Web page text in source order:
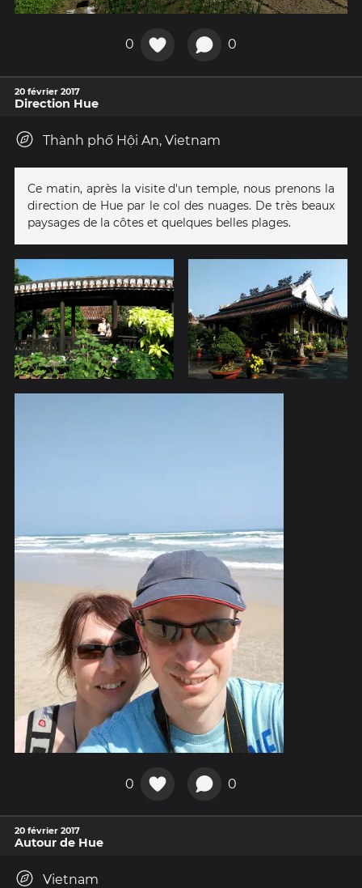
0 0
20 février 2017
Direction Hue
Thành phố Hội An, Vietnam
Ce matin, après la visite d'un temple, nous prenons la
direction de Hue par le col des nuages. De très beaux
paysages de la côtes et quelques belles plages.
0 0
20 février 2017
Autour de Hue
Vietnam